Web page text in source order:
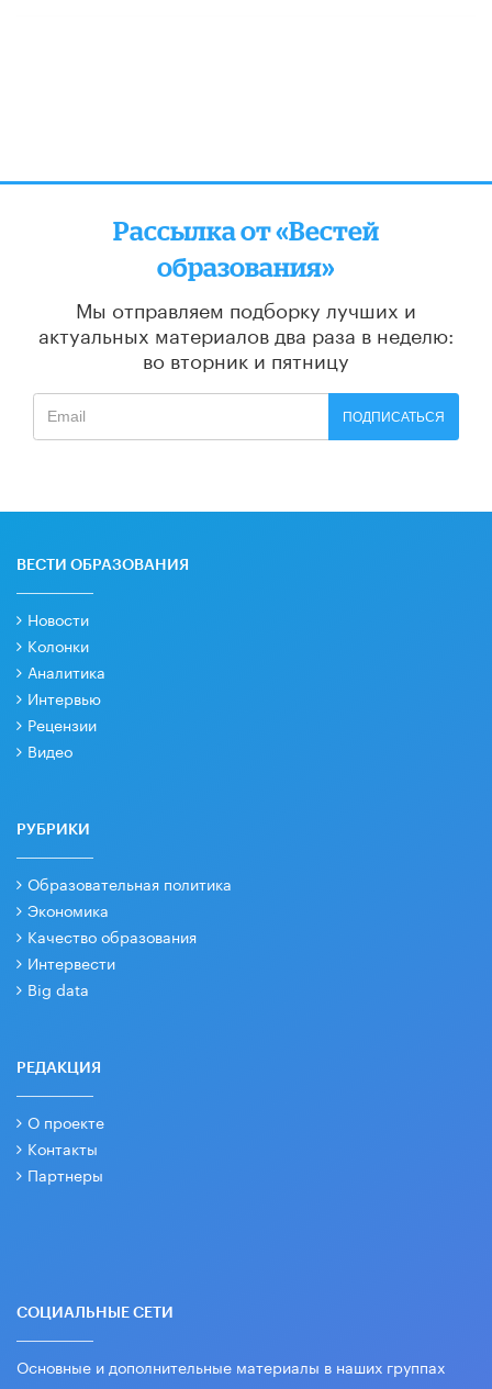
Рассылка от «Вестей
образования»
Мы отправляем подборку лучших и
актуальных материалов два раза в неделю:
во вторник и пятницу
ПОДПИСАТЬСЯ
ВЕСТИ ОБРАЗОВАНИЯ
Новости
Колонки
Аналитика
Интервью
Рецензии
Видео
РУБРИКИ
Образовательная политика
Экономика
Качество образования
Интервести
Big data
РЕДАКЦИЯ
О проекте
Контакты
Партнеры
СОЦИАЛЬНЫЕ СЕТИ
Основные и дополнительные материалы в наших группах